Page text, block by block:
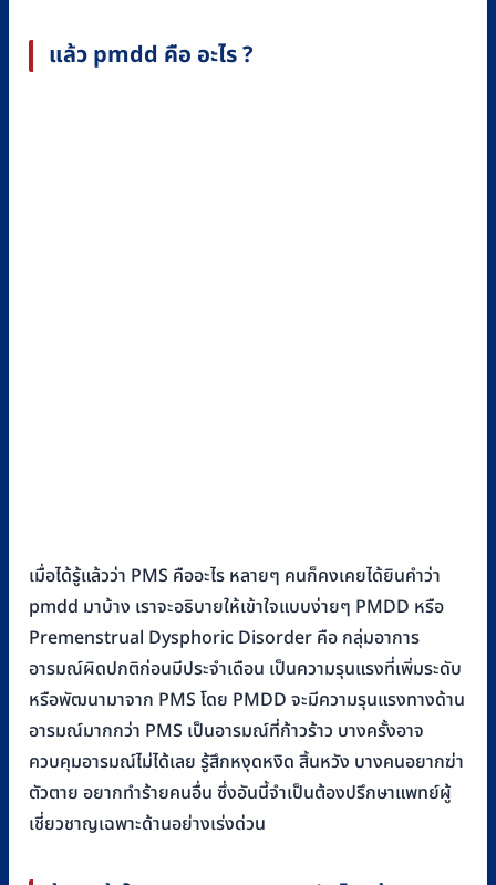
แล้ว pmdd คือ อะไร ?
เมื่อได้รู้แล้วว่า PMS คืออะไร หลายๆ คนก็คงเคยได้ยินคำว่า
pmdd มาบ้าง เราจะอธิบายให้เข้าใจแบบง่ายๆ PMDD หรือ
Premenstrual Dysphoric Disorder คือ กลุ่มอาการ
อารมณ์ผิดปกติก่อนมีประจำเดือน เป็นความรุนแรงที่เพิ่มระดับ
หรือพัฒนามาจาก PMS โดย PMDD จะมีความรุนแรงทางด้าน
อารมณ์มากกว่า PMS เป็นอารมณ์ที่ก้าวร้าว บางครั้งอาจ
ควบคุมอารมณ์ไม่ได้เลย รู้สึกหงุดหงิด สิ้นหวัง บางคนอยากฆ่า
ตัวตาย อยากทำร้ายคนอื่น ซึ่งอันนี้จำเป็นต้องปรึกษาแพทย์ผู้
เชี่ยวชาญเฉพาะด้านอย่างเร่งด่วน